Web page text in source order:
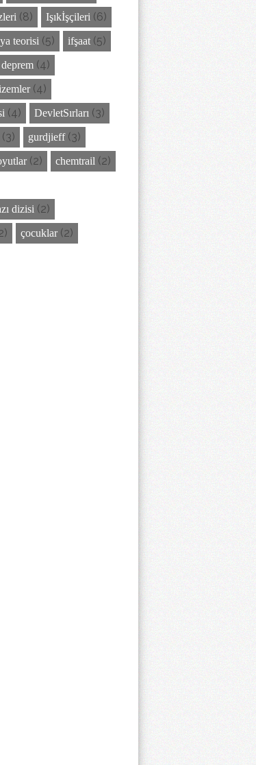
(8) Işıkİşçileri (6)
teorisi (5) ifşaat (5)
deprem (4)
(4)
(4) DevletSırları (3)
(3) gurdjieff (3)
(2) chemtrail (2)
dizisi (2)
çocuklar (2)